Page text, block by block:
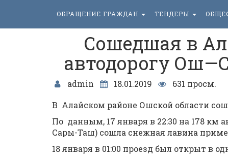
ОБРАЩЕНИЕ ГРАЖДАН ТЕНДЕРЫ
Сошедшая в
автодорогу
admin 18.01.2019
631 просм.
В Алайском районе Ошской области
По данным, 17 января в 22:30 на 178
Сары-Таш) сошла снежная лавина
18 января в 01:00 проезд был открыт в